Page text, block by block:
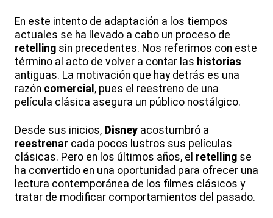
En este intento de adaptación a los tiempos
actuales se ha llevado a cabo un proceso de
retelling sin precedentes. Nos referimos con este
término al acto de volver a contar las historias
antiguas. La motivación que hay detrás es una
razón comercial , pues el reestreno de una
película clásica asegura un público nostálgico.
Desde sus inicios, Disney acostumbró a
reestrenar cada pocos lustros sus películas
clásicas. Pero en los últimos años, el retelling se
ha convertido en una oportunidad para ofrecer una
lectura contemporánea de los filmes clásicos y
tratar de modificar comportamientos del pasado.